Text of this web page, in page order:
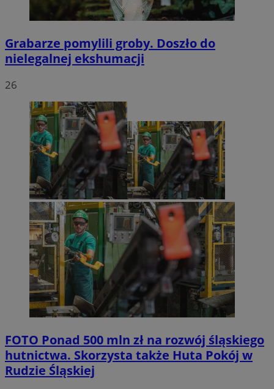
Grabarze pomylili groby. Doszło do
nielegalnej ekshumacji
26
FOTO Ponad 500 mln zł na rozwój śląskiego
hutnictwa. Skorzysta także Huta Pokój w
Rudzie Śląskiej